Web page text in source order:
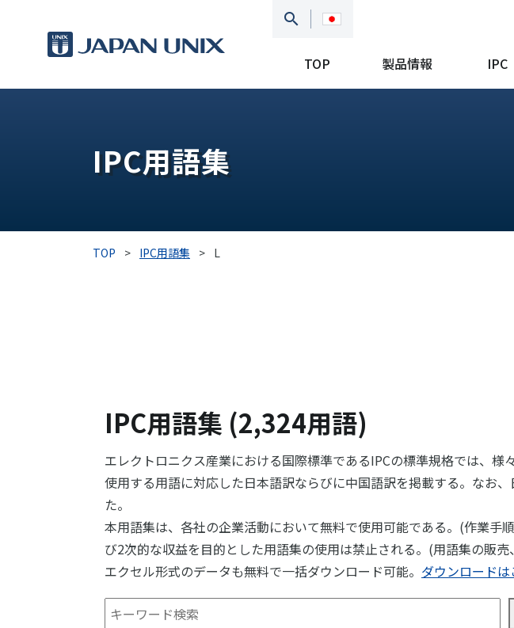
TOP 製品情報 IPC
IPC用語集
TOP > IPC用語集 > L
IPC用語集 (2,324用語)
エレクトロニクス産業における国際標準であるIPCの標準規格では、
使用する用語に対応した日本語訳ならびに中国語訳を掲載する。なお
た。
本用語集は、各社の企業活動において無料で使用可能である。(作業手
び2次的な収益を目的とした用語集の使用は禁止される。(用語集の販
エクセル形式のデータも無料で一括ダウンロード可能。 ダウンロードは